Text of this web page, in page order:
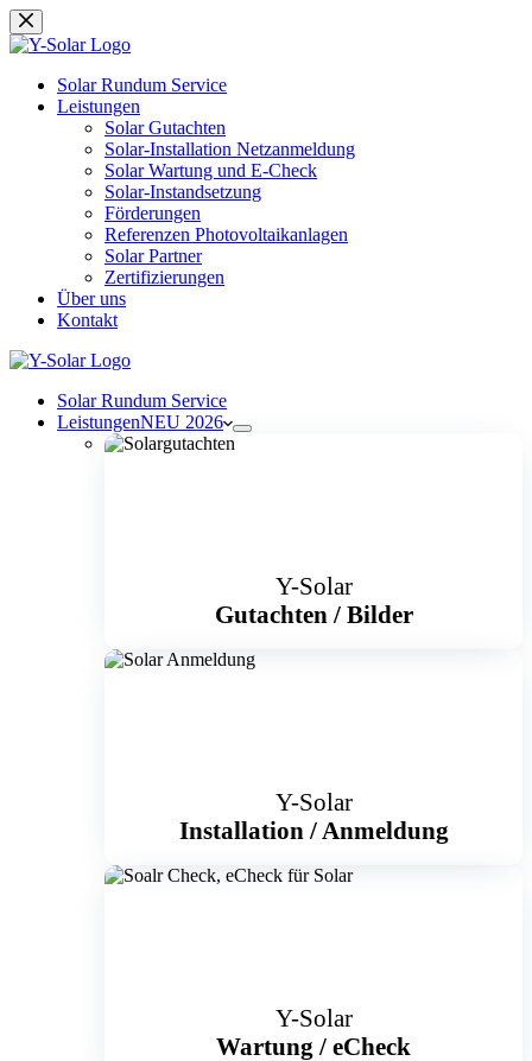
Zum
Inhalt
Solar Rundum Service
Leistungen
Solar Gutachten
Solar-Installation Netzanmeldung
Solar Wartung und E-Check
Solar-Instandsetzung
Förderungen
Referenzen Photovoltaikanlagen
Solar Partner
Zertifizierungen
Über uns
Kontakt
Solar Rundum Service
LeistungenNEU 2026
Y-Solar
Gutachten / Bilder
Y-Solar
Installation / Anmeldung
Y-Solar
Wartung / eCheck